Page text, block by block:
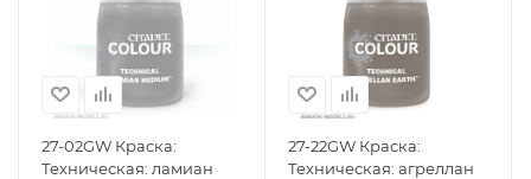
27-02GW Краска:
Техническая: ламиан
27-22GW Краска:
Техническая: агреллан